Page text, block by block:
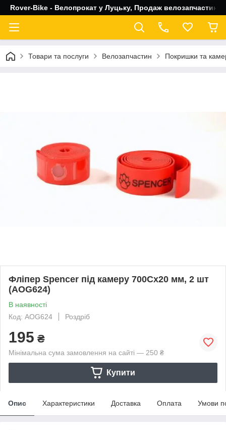
Rover-Bike - Велопрокат у Луцьку, Продаж велозапчастин,
Товари та послуги Велозапчастин Покришки та
Фліпер Spencer під камеру 700Cx20 мм, 2 шт
(AOG624)
В наявності
Код: AOG624
Роздріб
195 ₴
Мінімальна сума замовлення на сайті — 250 ₴
Купити
Опис Характеристики Доставка Оплата Умови